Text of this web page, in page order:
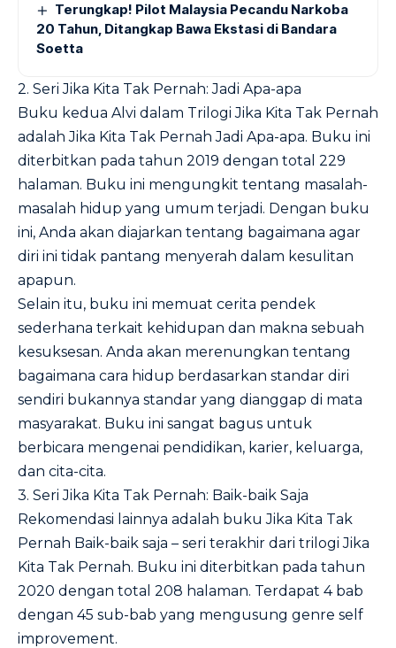
Terungkap! Pilot Malaysia Pecandu Narkoba
20 Tahun, Ditangkap Bawa Ekstasi di Bandara
Soetta
2. Seri Jika Kita Tak Pernah: Jadi Apa-apa
Buku kedua Alvi dalam Trilogi Jika Kita Tak Pernah
adalah Jika Kita Tak Pernah Jadi Apa-apa. Buku ini
diterbitkan pada tahun 2019 dengan total 229
halaman. Buku ini mengungkit tentang masalah-
masalah hidup yang umum terjadi. Dengan buku
ini, Anda akan diajarkan tentang bagaimana agar
diri ini tidak pantang menyerah dalam kesulitan
apapun.
Selain itu, buku ini memuat cerita pendek
sederhana terkait kehidupan dan makna sebuah
kesuksesan. Anda akan merenungkan tentang
bagaimana cara hidup berdasarkan standar diri
sendiri bukannya standar yang dianggap di mata
masyarakat. Buku ini sangat bagus untuk
berbicara mengenai pendidikan, karier, keluarga,
dan cita-cita.
3. Seri Jika Kita Tak Pernah: Baik-baik Saja
Rekomendasi lainnya adalah buku Jika Kita Tak
Pernah Baik-baik saja – seri terakhir dari trilogi Jika
Kita Tak Pernah. Buku ini diterbitkan pada tahun
2020 dengan total 208 halaman. Terdapat 4 bab
dengan 45 sub-bab yang mengusung genre self
improvement.